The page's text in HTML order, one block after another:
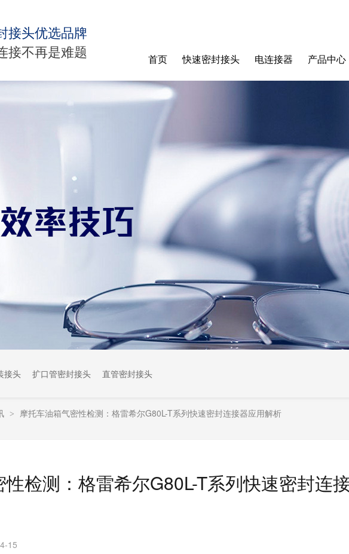
接头优选品牌
接不再是难题
首页 快速密封接头 电连接器 产品中心
接头 扩口管密封接头 直管密封接头
> 摩托车油箱气密性检测：格雷希尔G80L-T系列快速密封连接器应用解析
检测：格雷希尔G80L-T系列快速密封连
15